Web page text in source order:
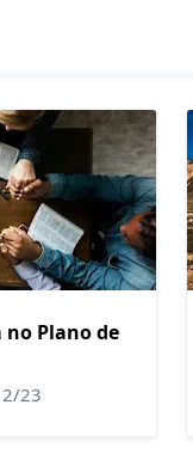
no Plano de
23